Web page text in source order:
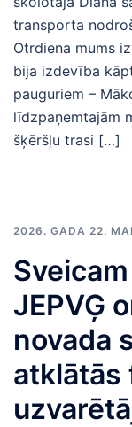
transporta
Otrdiena mums
bija izdevība
pauguriem –
līdzpaņemtajām
šķēršļu trasi […]
2026. GADA 22.
JEPVĢ
novada
atklātās